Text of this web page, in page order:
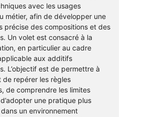
avec les usages
métier, afin de développer une
précise des compositions et des
Un volet est consacré à la
en particulier au cadre
aux additifs
L’objectif est de permettre à
de repérer les règles
de comprendre les limites
une pratique plus
un environnement